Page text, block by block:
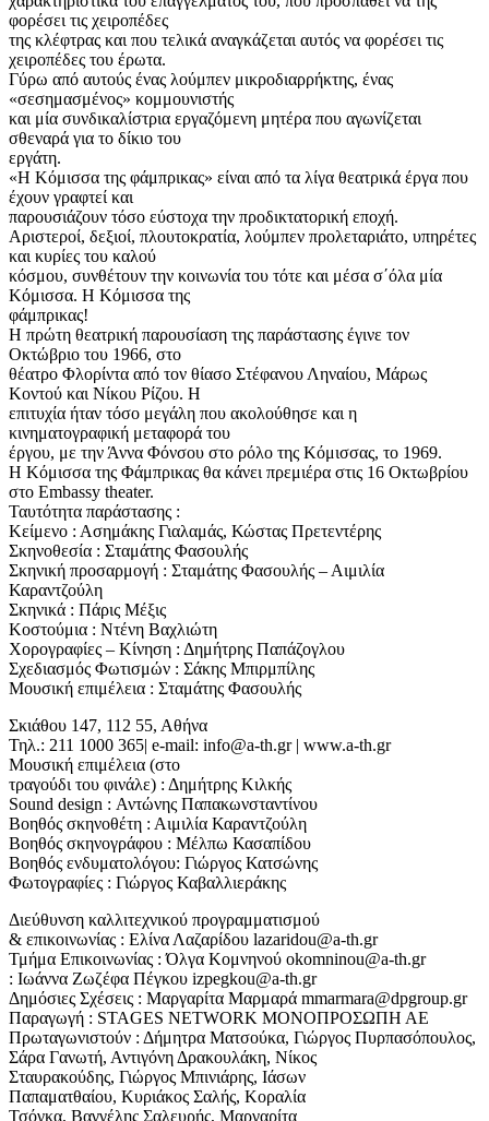
φορέσει τις χειροπέδες
της κλέφτρας και που τελικά αναγκάζεται αυτός να φορέσει τις
χειροπέδες του έρωτα.
Γύρω από αυτούς ένας λούμπεν μικροδιαρρήκτης, ένας
«σεσημασμένος» κομμουνιστής
και μία συνδικαλίστρια εργαζόμενη μητέρα που αγωνίζεται
σθεναρά για το δίκιο του
εργάτη.
«Η Κόμισσα της φάμπρικας» είναι από τα λίγα θεατρικά έργα που
έχουν γραφτεί και
παρουσιάζουν τόσο εύστοχα την προδικτατορική εποχή.
Αριστεροί, δεξιοί, πλουτοκρατία, λούμπεν προλεταριάτο, υπηρέτες
και κυρίες του καλού
κόσμου, συνθέτουν την κοινωνία του τότε και μέσα σ΄όλα μία
Κόμισσα. Η Κόμισσα της
φάμπρικας!
Η πρώτη θεατρική παρουσίαση της παράστασης έγινε τον
Οκτώβριο του 1966, στο
θέατρο Φλορίντα από τον θίασο Στέφανου Ληναίου, Μάρως
Κοντού και Νίκου Ρίζου. Η
επιτυχία ήταν τόσο μεγάλη που ακολούθησε και η
κινηματογραφική μεταφορά του
έργου, με την Άννα Φόνσου στο ρόλο της Κόμισσας, το 1969.
Η Κόμισσα της Φάμπρικας θα κάνει πρεμιέρα στις 16 Οκτωβρίου
στο Embassy theater.
Ταυτότητα παράστασης :
Κείμενο : Ασημάκης Γιαλαμάς, Κώστας Πρετεντέρης
Σκηνοθεσία : Σταμάτης Φασουλής
Σκηνική προσαρμογή : Σταμάτης Φασουλής – Αιμιλία
Καραντζούλη
Σκηνικά : Πάρις Μέξις
Κοστούμια : Ντένη Βαχλιώτη
Χορογραφίες – Κίνηση : Δημήτρης Παπάζογλου
Σχεδιασμός Φωτισμών : Σάκης Μπιρμπίλης
Μουσική επιμέλεια : Σταμάτης Φασουλής
Σκιάθου 147, 112 55, Αθήνα
Τηλ.: 211 1000 365| e-mail: info@a-th.gr | www.a-th.gr
Μουσική επιμέλεια (στο
τραγούδι του φινάλε) : Δημήτρης Κιλκής
Sound design : Αντώνης Παπακωνσταντίνου
Βοηθός σκηνοθέτη : Αιμιλία Καραvτζούλη
Βοηθός σκηνογράφου : Μέλπω Κασαπίδου
Βοηθός ενδυματολόγου: Γιώργος Κατσώνης
Φωτογραφίες : Γιώργος Καβαλλιεράκης
Διεύθυνση καλλιτεχνικού προγραμματισμού
& επικοινωνίας : Ελίνα Λαζαρίδου lazaridou@a-th.gr
Τμήμα Επικοινωνίας : Όλγα Κομνηνού okomninou@a-th.gr
: Ιωάννα Ζωζέφα Πέγκου izpegkou@a-th.gr
Δημόσιες Σχέσεις : Μαργαρίτα Μαρμαρά mmarmara@dpgroup.gr
Παραγωγή : STAGES NETWORK ΜΟΝΟΠΡΟΣΩΠΗ ΑΕ
Πρωταγωνιστούν : Δήμητρα Ματσούκα, Γιώργος Πυρπασόπουλος,
Σάρα Γανωτή, Αντιγόνη Δρακουλάκη, Νίκος
Σταυρακούδης, Γιώργος Μπινιάρης, Ιάσων
Παπαματθαίου, Κυριάκος Σαλής, Κοραλία
Τσόγκα, Βαγγέλης Σαλευρής, Μαργαρίτα